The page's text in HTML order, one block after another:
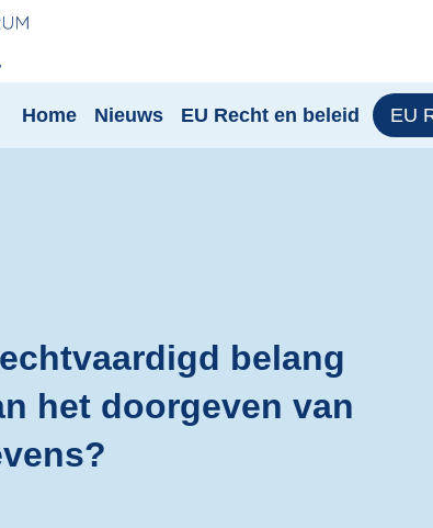
Home Nieuws EU Recht en beleid EU
belang
het doorgeven van